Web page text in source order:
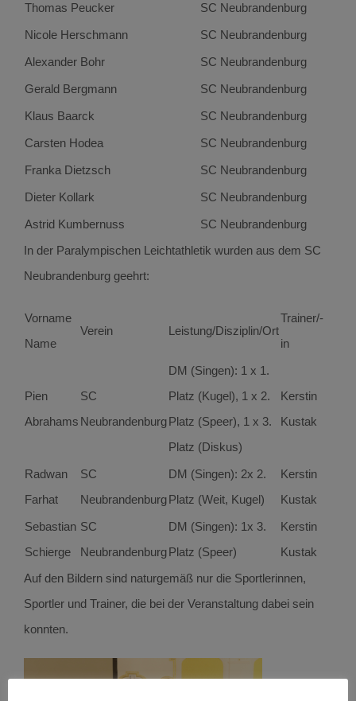
Thomas Peucker
SC Neubrandenburg
Nicole Herschmann
SC Neubrandenburg
Alexander Bohr
SC Neubrandenburg
Gerald Bergmann
SC Neubrandenburg
Klaus Baarck
SC Neubrandenburg
Carsten Hodea
SC Neubrandenburg
Franka Dietzsch
SC Neubrandenburg
Dieter Kollark
SC Neubrandenburg
Astrid Kumbernuss
SC Neubrandenburg
In der Paralympischen Leichtathletik wurden aus dem SC
Neubrandenburg geehrt:
Vorname
Name
Verein Leistung/Disziplin/Ort
Trainer/-
in
Pien
Abrahams
SC
Neubrandenburg
DM (Singen): 1 x 1.
Platz (Kugel), 1 x 2.
Platz (Speer), 1 x 3.
Platz (Diskus)
Kerstin
Kustak
Radwan
Farhat
SC
Neubrandenburg
DM (Singen): 2x 2.
Platz (Weit, Kugel)
Kerstin
Kustak
Sebastian
Schierge
SC
Neubrandenburg
DM (Singen): 1x 3.
Platz (Speer)
Kerstin
Kustak
Auf den Bildern sind naturgemäß nur die Sportlerinnen,
Sportler und Trainer, die bei der Veranstaltung dabei sein
konnten.